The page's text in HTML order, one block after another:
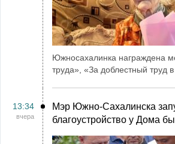
Южносахалинка награждена
труда», «За доблестный труд
13:34
вчера
Мэр Южно-Сахалинска
благоустройство у Дома